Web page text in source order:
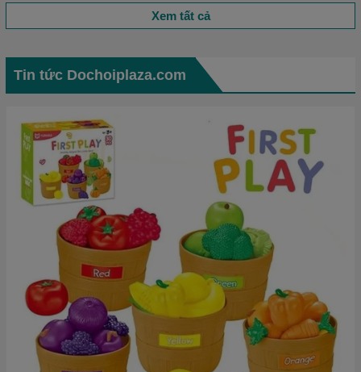
Xem tất cả
Tin tức Dochoiplaza.com